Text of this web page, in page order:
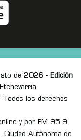
de 2026 - Edición
los derechos
y por FM 95.9
Autónoma de